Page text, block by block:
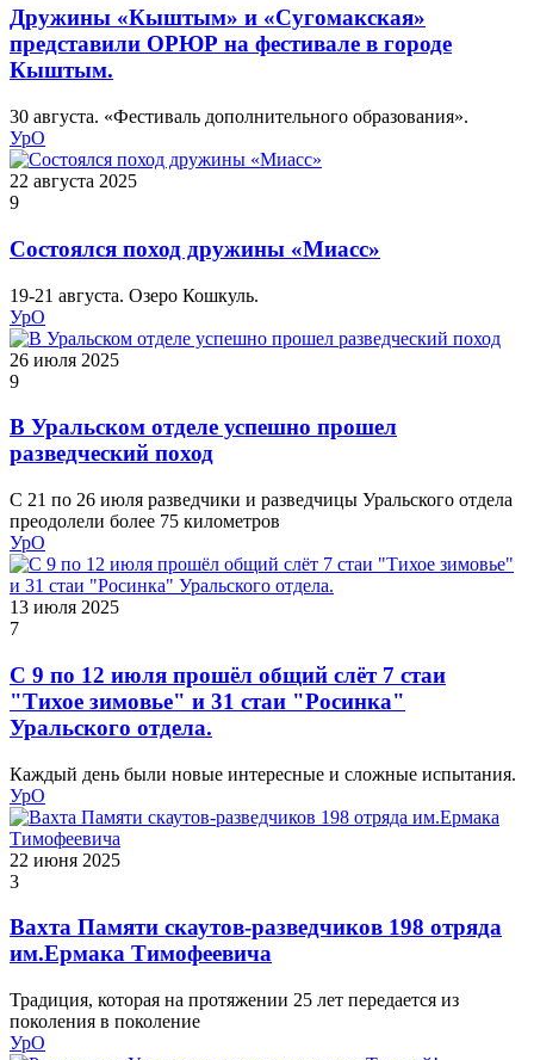
Дружины «Кыштым» и «Сугомакская»
представили ОРЮР на фестивале в городе
Кыштым.
30 августа. «Фестиваль дополнительного образования».
УрО
22 августа 2025
9
Состоялся поход дружины «Миасс»
19-21 августа. Озеро Кошкуль.
УрО
26 июля 2025
9
В Уральском отделе успешно прошел
разведческий поход
С 21 по 26 июля разведчики и разведчицы Уральского отдела
преодолели более 75 километров
УрО
13 июля 2025
7
С 9 по 12 июля прошёл общий слёт 7 стаи
"Тихое зимовье" и 31 стаи "Росинка"
Уральского отдела.
Каждый день были новые интересные и сложные испытания.
УрО
22 июня 2025
3
Вахта Памяти скаутов-разведчиков 198 отряда
им.Ермака Тимофеевича
Традиция, которая на протяжении 25 лет передается из
поколения в поколение
УрО